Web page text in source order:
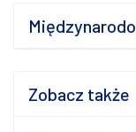
Zobacz także